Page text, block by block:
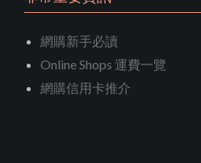
網購新手必讀
Online Shops 運費一覽
網購信用卡推介